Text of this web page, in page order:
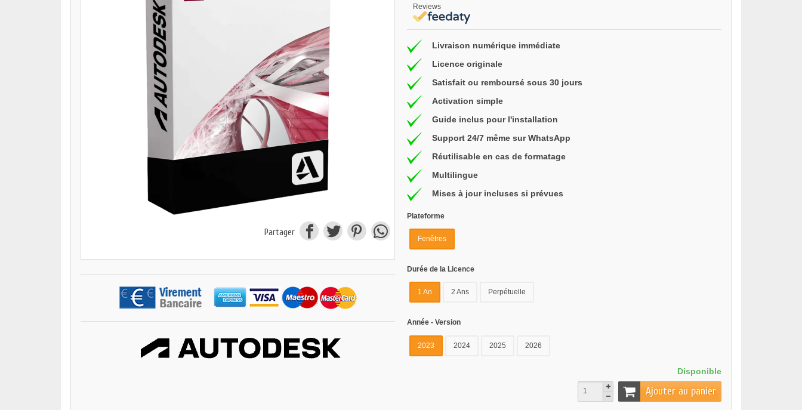
Partager
Reviews
Livraison numérique immédiate
Licence originale
Satisfait ou remboursé sous 30 jours
Activation simple
Guide inclus pour l'installation
Support 24/7 même sur WhatsApp
Réutilisable en cas de formatage
Multilingue
Mises à jour incluses si prévues
Plateforme
Fenêtres
Durée de la Licence
1 An 2 Ans Perpétuelle
Année - Version
2023 2024 2025 2026
Disponible
Ajouter au panier